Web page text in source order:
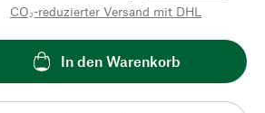
CO₂-reduzierter Versand mit DHL
In den Warenkorb